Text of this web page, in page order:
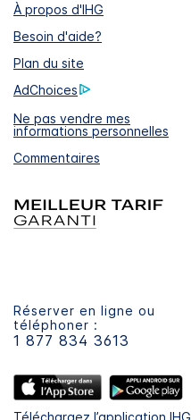
À propos d'IHG
Besoin d'aide?
Plan du site
AdChoices
Ne pas vendre mes
informations personnelles
Commentaires
Réserver en ligne ou
téléphoner :
1 877 834 3613